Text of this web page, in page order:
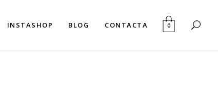
INSTASHOP BLOG CONTACTA 0